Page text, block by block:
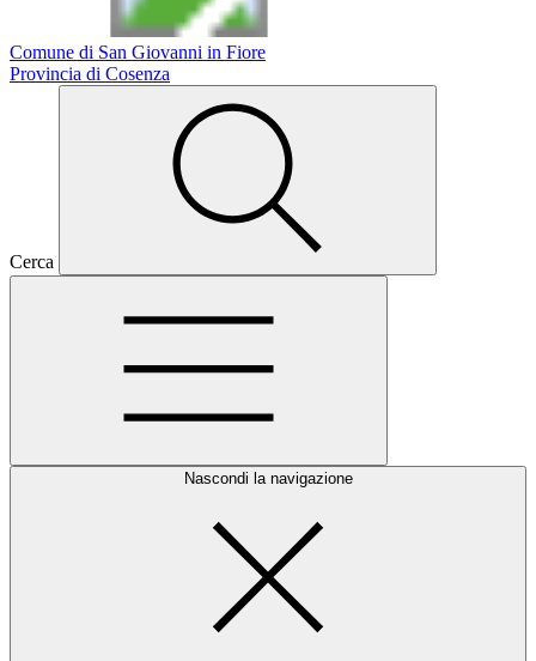
Comune di San Giovanni in Fiore
Provincia di Cosenza
Cerca
Nascondi la navigazione